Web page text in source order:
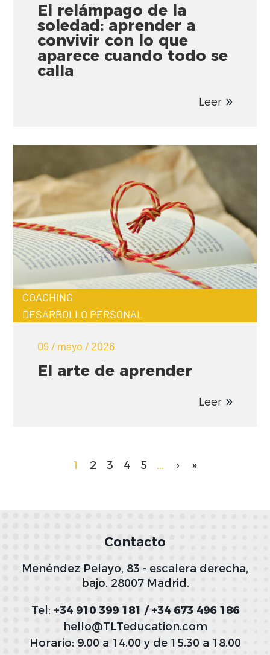
El relámpago de la
soledad: aprender a
convivir con lo que
aparece cuando todo se
calla
Leer
COACHING
DESARROLLO PERSONAL
09 / mayo / 2026
El arte de aprender
Leer
1 2 3 4 5 ... › »
Contacto
Menéndez Pelayo, 83 - escalera derecha,
bajo. 28007 Madrid.
Tel: +34 910 399 181 / +34 673 496 186
hello@TLTeducation.com
Horario: 9.00 a 14.00 y de 15.30 a 18.00